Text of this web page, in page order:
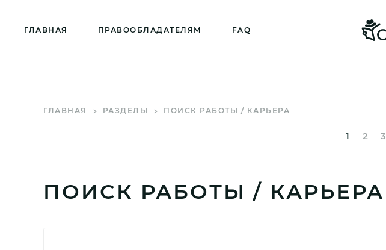
ГЛАВНАЯ ПРАВООБЛАДАТЕЛЯМ FAQ
ГЛАВНАЯ РАЗДЕЛЫ ПОИСК РАБОТЫ / КАРЬЕРА
1 2 3
ПОИСК РАБОТЫ / КАРЬЕРА